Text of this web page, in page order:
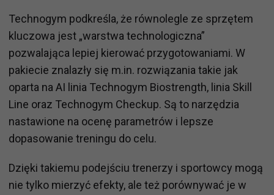
Technogym podkreśla, że równolegle ze sprzętem
kluczowa jest „warstwa technologiczna”
pozwalająca lepiej kierować przygotowaniami. W
pakiecie znalazły się m.in. rozwiązania takie jak
oparta na AI linia Technogym Biostrength, linia Skill
Line oraz Technogym Checkup. Są to narzędzia
nastawione na ocenę parametrów i lepsze
dopasowanie treningu do celu.
Dzięki takiemu podejściu trenerzy i sportowcy mogą
nie tylko mierzyć efekty, ale też porównywać je w